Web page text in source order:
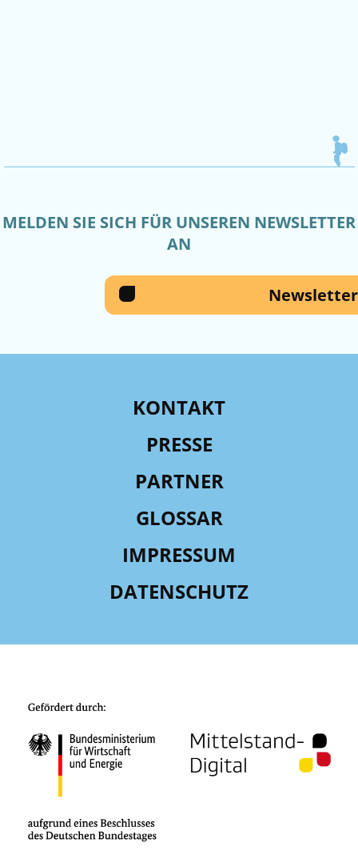
MELDEN SIE SICH FÜR UNSEREN NEWSLETTER
AN
Newsletter
KONTAKT
PRESSE
PARTNER
GLOSSAR
IMPRESSUM
DATENSCHUTZ